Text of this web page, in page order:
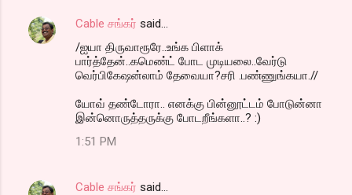
Cable சங்கர் said…
/ஐயா திருவாரூரே..உங்க பிளாக்
பார்த்தேன்..கமெண்ட் போட முடியலை..வேர்டு
வெர்பிகேஷன்லாம் தேவையா?சரி .பண்ணுங்கயா.//
யோவ் தண்டோரா.. எனக்கு பின்னூட்டம் போடுன்னா
இன்னொருத்தருக்கு போடறீங்களா..? :)
1:51 PM
Cable சங்கர் said…